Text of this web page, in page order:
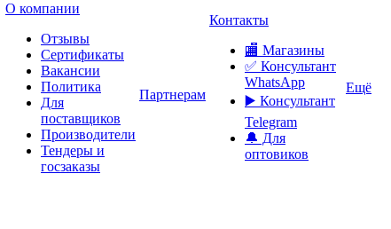
О компании
Отзывы
Сертификаты
Вакансии
Политика
Для
поставщиков
Производители
Тендеры и
госзаказы
Партнерам
Контакты
🏬 Магазины
✅️ Консультант
WhatsApp
▶️ Консультант
Telegram
🔔 Для
оптовиков
Ещё